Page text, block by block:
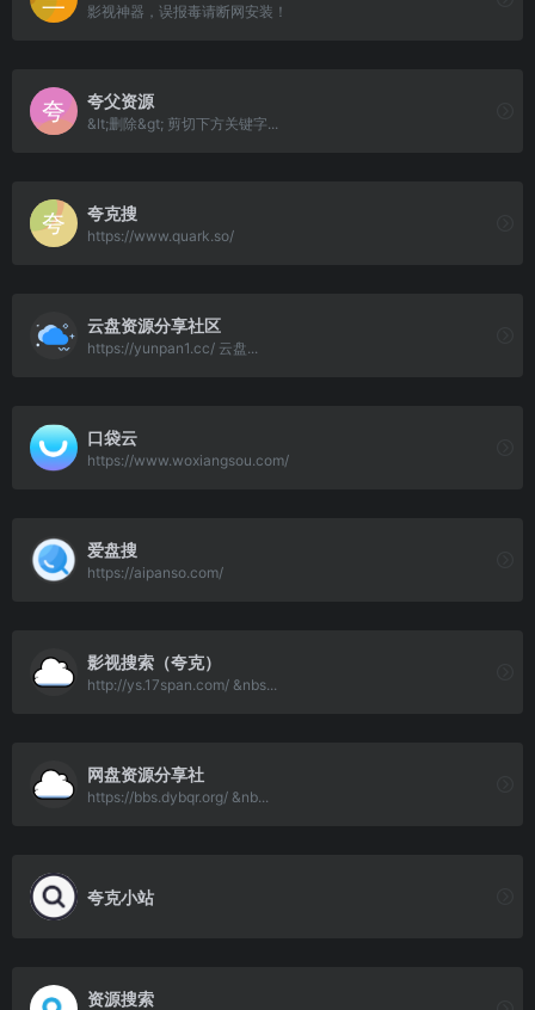
影视神器，误报毒请断网安装！
夸父资源
&lt;删除&gt; 剪切下方关键字...
夸克搜
https://www.quark.so/
云盘资源分享社区
https://yunpan1.cc/ 云盘...
口袋云
https://www.woxiangsou.com/
爱盘搜
https://aipanso.com/
影视搜索（夸克）
http://ys.17span.com/ &nbs...
网盘资源分享社
https://bbs.dybqr.org/ &nb...
夸克小站
资源搜索